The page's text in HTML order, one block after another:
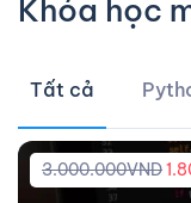
Khóa học
Tất cả
3.000.000VND